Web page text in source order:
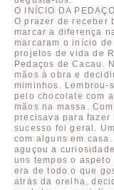
O INÍCIO DA
O prazer de receber
marcar a diferença
marcaram o início
projetos de vida de
Pedaços de Cacau.
mãos à obra e
miminhos. Lembrou-
pelo chocolate com
mãos na massa.
precisava para fazer
sucesso foi geral.
com alguns em
aguçou a
uns tempos o aspeto
era de todo o que
atrás da orelha,